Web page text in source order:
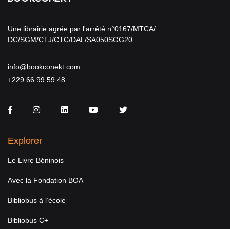
Une librairie agrée par l'arrêté n°0167/MTCA/
DC/SGM/CTJ/CTC/DAL/SA050SGG20
info@bookconekt.com
+229 66 99 59 48
FacebookInstagramLinkedInYou TubeTwitter
Explorer
Le Livre Béninois
Avec la Fondation BOA
Bibliobus à l’école
Bibliobus C+